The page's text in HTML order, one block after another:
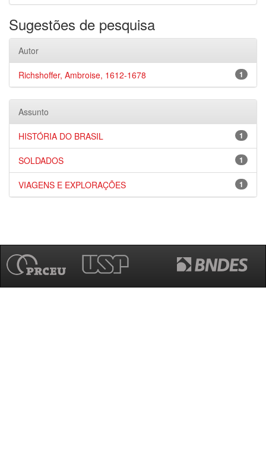
Sugestões de pesquisa
Autor
1
Richshoffer, Ambroise, 1612-1678
Assunto
1
HISTÓRIA DO BRASIL
1
SOLDADOS
1
VIAGENS E EXPLORAÇÕES